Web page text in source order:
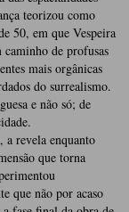
teorizou como
50, em que Vespeira
caminho de profusas
mais orgânicas
do surrealismo.
e não só; de
a revela enquanto
que torna
que não por acaso